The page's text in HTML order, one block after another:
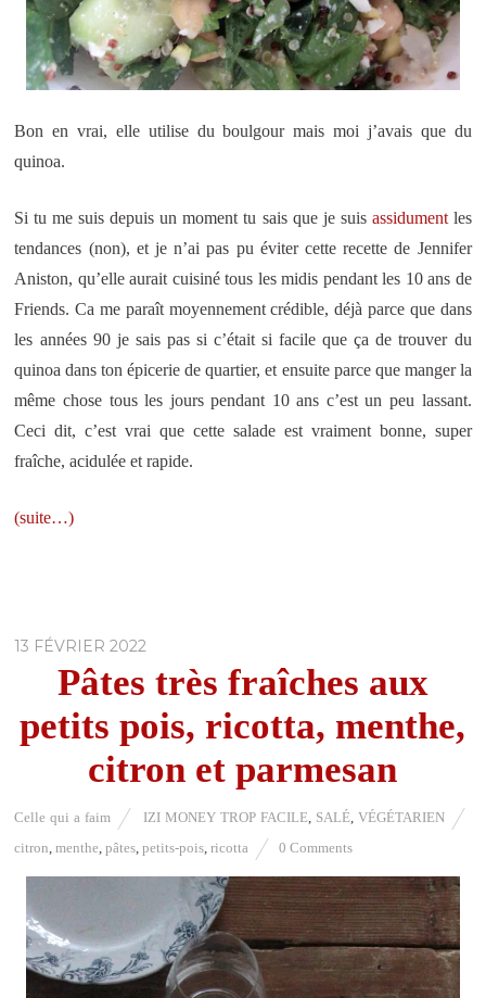
Bon en vrai, elle utilise du boulgour mais moi j’avais que du
quinoa.
Si tu me suis depuis un moment tu sais que je suis assidumentles
tendances (non), et je n’ai pas pu éviter cette recette de Jennifer
Aniston, qu’elle aurait cuisiné tous les midis pendant les 10 ans de
Friends. Ca me paraît moyennement crédible, déjà parce que dans
les années 90 je sais pas si c’était si facile que ça de trouver du
quinoa dans ton épicerie de quartier, et ensuite parce que manger la
même chose tous les jours pendant 10 ans c’est un peu lassant.
Ceci dit, c’est vrai que cette salade est vraiment bonne, super
fraîche, acidulée et rapide.
(suite…)
13 FÉVRIER 2022
Pâtes très fraîches aux
petits pois, ricotta, menthe,
citron et parmesan
Celle qui a faim IZI MONEY TROP FACILE, SALÉ, VÉGÉTARIEN
citron,menthe,pâtes,petits-pois,ricotta 0 Comments